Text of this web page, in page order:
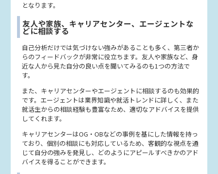
となります。
友人や家族、キャリアセンター、エージェントな
どに相談する
自己分析だけでは気づけない強みがあることも多く、第三者か
らのフィードバックが非常に役立ちます。友人や家族など、身
近な人から見た自分の良い点を聞いてみるのも1つの方法で
す。
また、キャリアセンターやエージェントに相談するのも効果的
です。エージェントは業界知識や就活トレンドに詳しく、また
就活生からの相談経験も豊富なため、適切なアドバイスを提供
してくれます。
キャリアセンターはOG・OBなどの事例を基にした情報を持っ
ており、個別の相談にも対応しているため、客観的な視点を通
じて自分の強みを発見し、どのようにアピールすべきかのアド
バイスを得ることができます。